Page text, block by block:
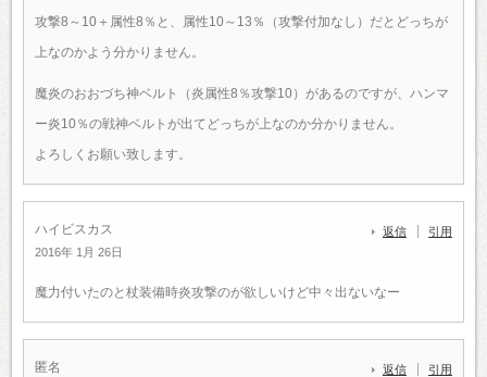
攻撃8～10＋属性8％と、属性10～13％（攻撃付加なし）だとどっちが
上なのかよう分かりません。
魔炎のおおづち神ベルト（炎属性8％攻撃10）があるのですが、ハンマ
ー炎10％の戦神ベルトが出てどっちが上なのか分かりません。
よろしくお願い致します。
ハイビスカス
2016年 1月 26日
返信 引用
魔力付いたのと杖装備時炎攻撃のが欲しいけど中々出ないなー
匿名 返信 引用